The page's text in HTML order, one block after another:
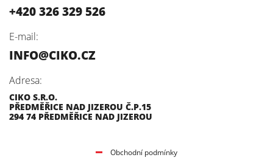
+420 326 329 526
E-mail:
INFO@CIKO.CZ
Adresa:
CIKO S.R.O.
PŘEDMĚŘICE NAD JIZEROU Č.P.15
294 74 PŘEDMĚŘICE NAD JIZEROU
Obchodní podmínky